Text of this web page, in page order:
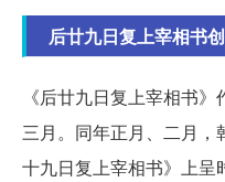
后廿九日复上宰相书
《后廿九日复上宰相书
三月。同年正月、二月，
十九日复上宰相书》上呈